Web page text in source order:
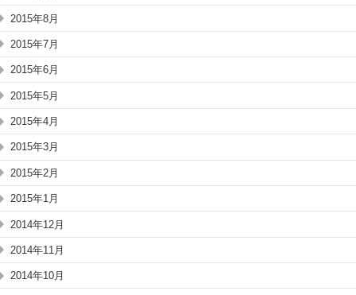
2015年8月
2015年7月
2015年6月
2015年5月
2015年4月
2015年3月
2015年2月
2015年1月
2014年12月
2014年11月
2014年10月